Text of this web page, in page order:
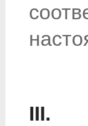
III.